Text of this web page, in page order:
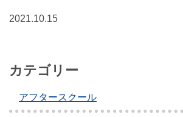
2021.10.15
カテゴリー
アフタースクール